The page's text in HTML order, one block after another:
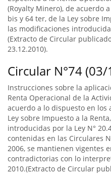
(Royalty Minero), de acuerdo
bis y 64 ter, de la Ley sobre
las modificaciones
(Extracto de Circular
23.12.2010).
Circular N°74
Instrucciones sobre la
Renta Operacional de la
acuerdo a lo dispuesto en los
Ley sobre Impuesto a la
introducidas por la Ley N°
contenidas en las Circulares
2006, se mantienen vigentes
contradictorias con lo
2010.(Extracto de Circular